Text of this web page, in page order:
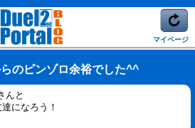
マイページ
のピンゾロ余裕でした^^
んと
になろう！